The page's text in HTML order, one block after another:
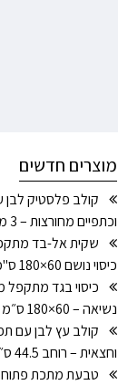
מוצרים חדשים
קולב פלסטיק
וכתפיים מחורצות – 3 מידות (26 / 33 / 43 ס״מ)
שקית אל-בד
כיסוי נושם 60×180 ס"מ עם ידיות נשיאה
כיסוי בגד מתקפל
נשיאה – 60×180 ס״מ (מתקפל ל-60×90)
קולב עץ לבן עם
וחצאית – רוחב 44.5 ס״מ
טבעת מתכת